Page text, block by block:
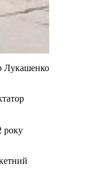
Лукашенко
року